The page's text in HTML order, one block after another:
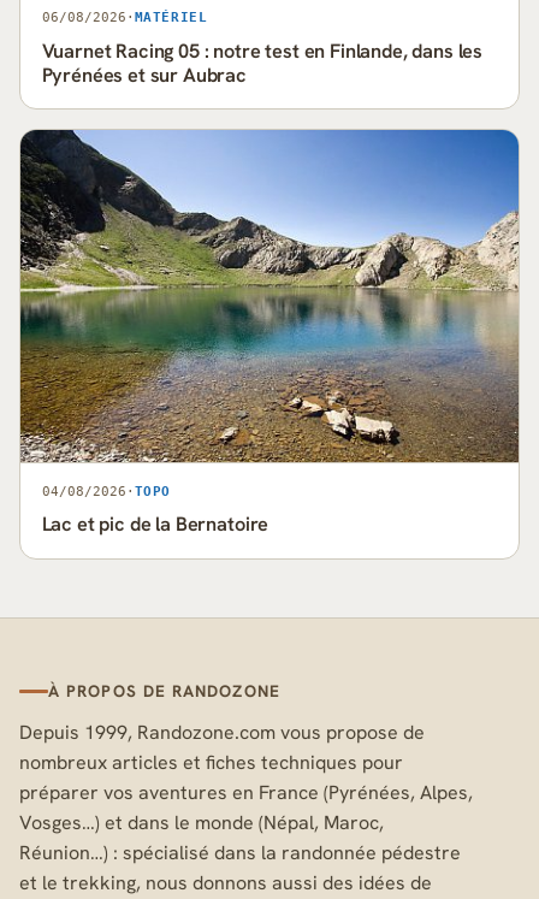
06/08/2026 · MATÉRIEL
Vuarnet Racing 05 : notre test en Finlande, dans les
Pyrénées et sur Aubrac
04/08/2026 · TOPO
Lac et pic de la Bernatoire
À PROPOS DE RANDOZONE
Depuis 1999, Randozone.com vous propose de
nombreux articles et fiches techniques pour
préparer vos aventures en France (Pyrénées, Alpes,
Vosges…) et dans le monde (Népal, Maroc,
Réunion…) : spécialisé dans la randonnée pédestre
et le trekking, nous donnons aussi des idées de